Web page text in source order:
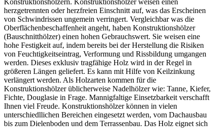
Konstruktionshölzern. Konstruktionshölzer weisen einen
herzgetrennten oder herzfreien Einschnitt auf, was das Erscheinen
von Schwindrissen ungemein verringert. Vergleichbar was die
Oberflächenbeschaffenheit angeht, haben Konstruktionshölzer
(Bauschnitthölzer) einen hohen Gebrauchswert. Sie weisen eine
hohe Festigkeit auf, indem bereits bei der Herstellung die Risiken
von Feuchtigkeitseintrag, Verformung und Rissbildung umgangen
werden. Dieses exklusiv tragfähige Holz wird in der Regel in
größeren Längen geliefert. Es kann mit Hilfe von Keilzinkung
verlängert werden. Als Holzarten kommen für die
Konstruktionshölzer üblicherweise Nadelhölzer wie: Tanne, Kiefer,
Fichte, Douglasie in Frage. Mannigfaltige Einsetzbarkeit verschafft
Ihnen viel Freude. Konstruktionshölzer können in vielen
unterschiedllichen Bereichen eingesetzt werden, vom Dachausbau
bis zum Dielenboden und dem Terrassenbau. Das Holz eignet sich